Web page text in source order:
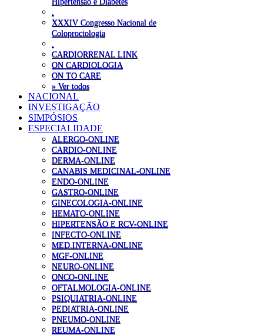
XXXIV Congresso Nacional de
Coloproctologia
CARDIORRENAL LINK
ON CARDIOLOGIA
ON TO CARE
» Ver todos
NACIONAL
INVESTIGAÇÃO
SIMPÓSIOS
ESPECIALIDADE
ALERGO-ONLINE
CARDIO-ONLINE
DERMA-ONLINE
CANABIS MEDICINAL-ONLINE
ENDO-ONLINE
GASTRO-ONLINE
GINECOLOGIA-ONLINE
HEMATO-ONLINE
HIPERTENSÃO E RCV-ONLINE
INFECTO-ONLINE
MED.INTERNA-ONLINE
MGF-ONLINE
NEURO-ONLINE
ONCO-ONLINE
OFTALMOLOGIA-ONLINE
PSIQUIATRIA-ONLINE
PEDIATRIA-ONLINE
PNEUMO-ONLINE
REUMA-ONLINE